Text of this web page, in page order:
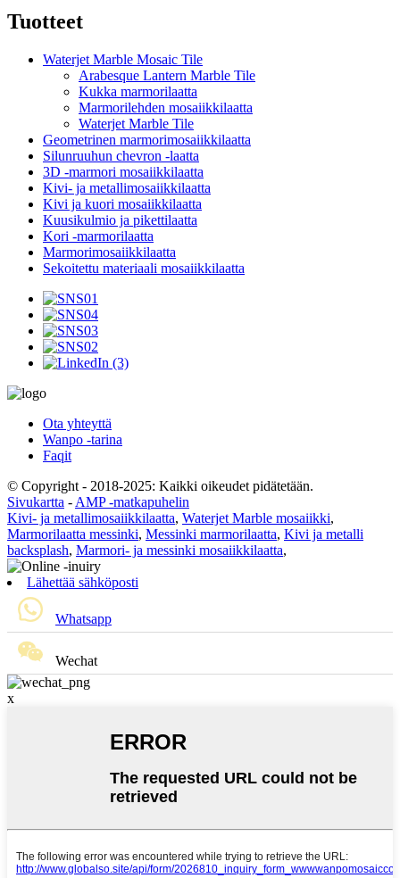
Tuotteet
Waterjet Marble Mosaic Tile
Arabesque Lantern Marble Tile
Kukka marmorilaatta
Marmorilehden mosaiikkilaatta
Waterjet Marble Tile
Geometrinen marmorimosaiikkilaatta
Silunruuhun chevron -laatta
3D -marmori mosaiikkilaatta
Kivi- ja metallimosaiikkilaatta
Kivi ja kuori mosaiikkilaatta
Kuusikulmio ja pikettilaatta
Kori -marmorilaatta
Marmorimosaiikkilaatta
Sekoitettu materiaali mosaiikkilaatta
Ota yhteyttä
Wanpo -tarina
Faqit
© Copyright - 2018-2025: Kaikki oikeudet pidätetään.
Sivukartta - AMP -matkapuhelin
Kivi- ja metallimosaiikkilaatta, Waterjet Marble mosaiikki,
Marmorilaatta messinki, Messinki marmorilaatta, Kivi ja metalli
backsplash, Marmori- ja messinki mosaiikkilaatta,
Lähettää sähköposti
Whatsapp
Wechat
x